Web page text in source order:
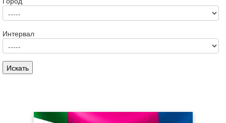
Интервал